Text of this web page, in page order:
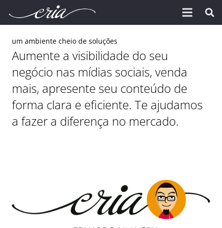
um ambiente cheio de soluções
Aumente a visibilidade do seu
negócio nas mídias sociais, venda
mais, apresente seu conteúdo de
forma clara e eficiente. Te ajudamos
a fazer a diferença no mercado.